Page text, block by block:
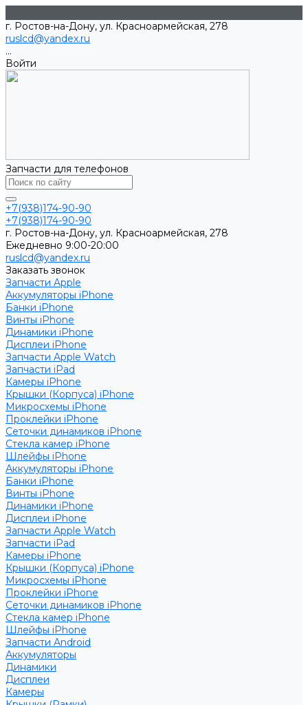
г. Ростов-на-Дону, ул. Красноармейская, 278
ruslcd@yandex.ru
...
Войти
Запчасти для телефонов
+7(938)174-90-90
+7(938)174-90-90
г. Ростов-на-Дону, ул. Красноармейская, 278
Ежедневно 9:00-20:00
ruslcd@yandex.ru
Заказать звонок
Запчасти Apple
Аккумуляторы iPhone
Банки iPhone
Винты iPhone
Динамики iPhone
Дисплеи iPhone
Запчасти Apple Watch
Запчасти iPad
Камеры iPhone
Крышки (Корпуса) iPhone
Микросхемы iPhone
Проклейки iPhone
Сеточки динамиков iPhone
Стекла камер iPhone
Шлейфы iPhone
Аккумуляторы iPhone
Банки iPhone
Винты iPhone
Динамики iPhone
Дисплеи iPhone
Запчасти Apple Watch
Запчасти iPad
Камеры iPhone
Крышки (Корпуса) iPhone
Микросхемы iPhone
Проклейки iPhone
Сеточки динамиков iPhone
Стекла камер iPhone
Шлейфы iPhone
Запчасти Android
Аккумуляторы
Динамики
Дисплеи
Камеры